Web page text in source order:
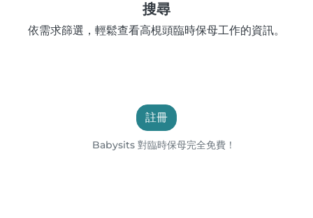
搜尋
依需求篩選，輕鬆查看高梘頭臨時保母工作的資訊。
註冊
Babysits 對臨時保母完全免費！